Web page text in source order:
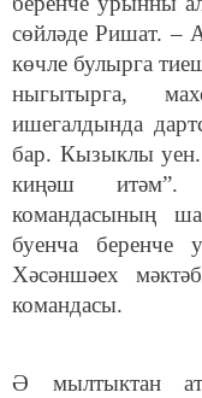
сөйләде Ришат. –
көчле булырга
ныгытырга,
ишегалдында
бар. Кызыклы
киңәш итәм”.
командасының
буенча
Хәсәншәех
командасы.
Ә мылтыктан